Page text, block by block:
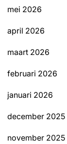
mei 2026
april 2026
maart 2026
februari 2026
januari 2026
december 2025
november 2025